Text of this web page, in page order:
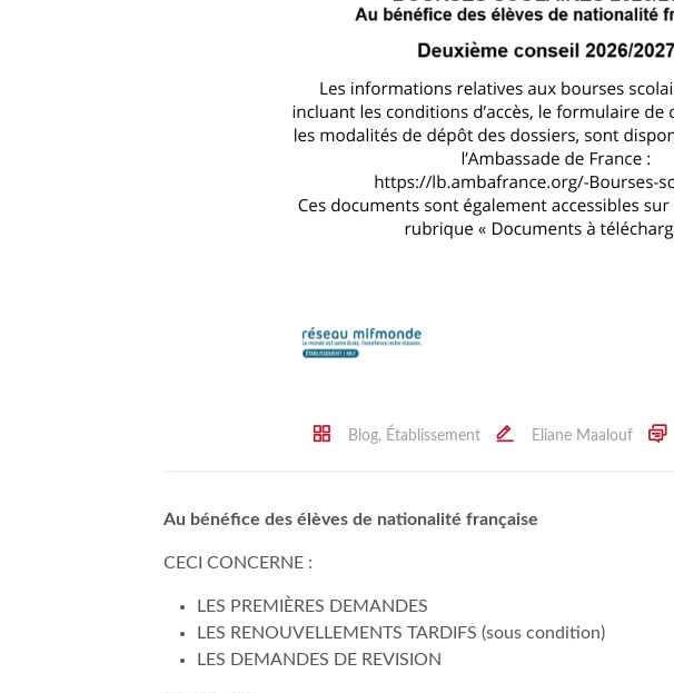
Blog, Établissement Eliane Maalouf
Au bénéfice des élèves de nationalité française
CECI CONCERNE :
LES PREMIÈRES DEMANDES
LES RENOUVELLEMENTS TARDIFS (sous condition)
LES DEMANDES DE REVISION